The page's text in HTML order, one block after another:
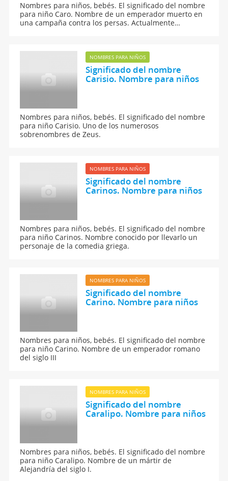
Nombres para niños, bebés. El significado del nombre
para niño Caro. Nombre de un emperador muerto en
una campaña contra los persas. Actualmente
NOMBRES PARA NIÑOS
Significado del nombre
Carisio. Nombre para niños
Nombres para niños, bebés. El significado del nombre
para niño Carisio. Uno de los numerosos
sobrenombres de Zeus.
NOMBRES PARA NIÑOS
Significado del nombre
Carinos. Nombre para niños
Nombres para niños, bebés. El significado del nombre
para niño Carinos. Nombre conocido por llevarlo un
personaje de la comedia griega.
NOMBRES PARA NIÑOS
Significado del nombre
Carino. Nombre para niños
Nombres para niños, bebés. El significado del nombre
para niño Carino. Nombre de un emperador romano
del siglo III
NOMBRES PARA NIÑOS
Significado del nombre
Caralipo. Nombre para niños
Nombres para niños, bebés. El significado del nombre
para niño Caralipo. Nombre de un mártir de
Alejandría del siglo I.